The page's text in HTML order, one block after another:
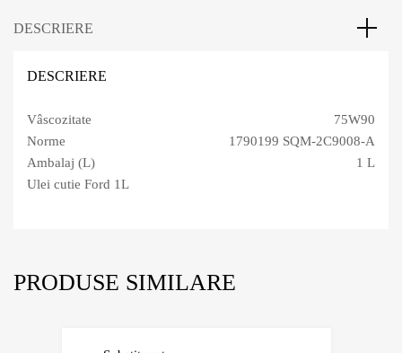
DESCRIERE
DESCRIERE
Vâscozitate
75W90
Norme
1790199 SQM-2C9008-A
Ambalaj (L)
1 L
Ulei cutie Ford 1L
PRODUSE SIMILARE